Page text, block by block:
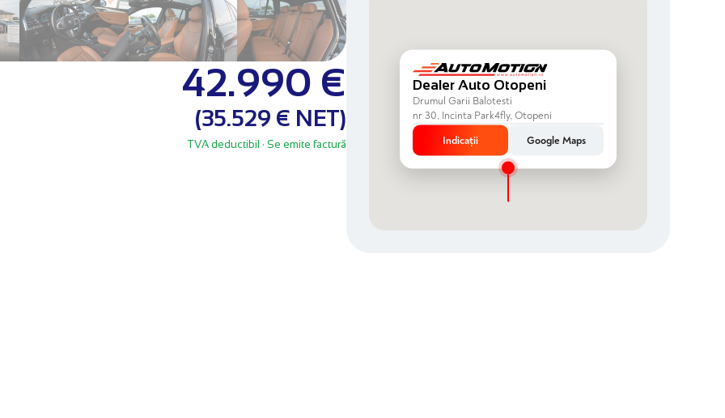
42.990 €
(35.529 € NET)
TVA deductibil · Se emite factură
Dealer Auto Otopeni
Drumul Garii Balotesti
nr 30, Incinta Park4fly, Otopeni
Indicații
Google Maps